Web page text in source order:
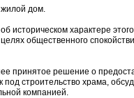
дом.
характере
общественного
принятое решение о
строительство храма,
компанией.